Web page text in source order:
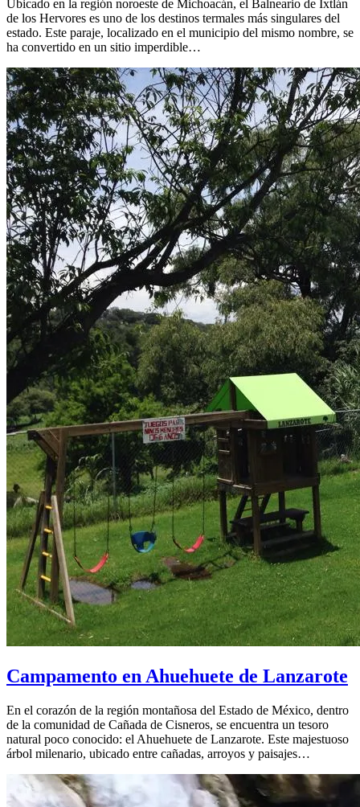
Ubicado en la región noroeste de Michoacán, el Balneario de Ixtlán
de los Hervores es uno de los destinos termales más singulares del
estado. Este paraje, localizado en el municipio del mismo nombre, se
ha convertido en un sitio imperdible…
Campamento en Ahuehuete de Lanzarote
En el corazón de la región montañosa del Estado de México, dentro
de la comunidad de Cañada de Cisneros, se encuentra un tesoro
natural poco conocido: el Ahuehuete de Lanzarote. Este majestuoso
árbol milenario, ubicado entre cañadas, arroyos y paisajes…